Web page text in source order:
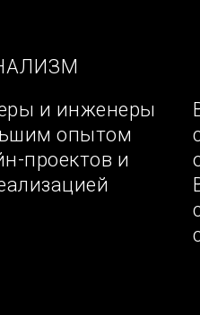
и инженеры
опытом
проектов и